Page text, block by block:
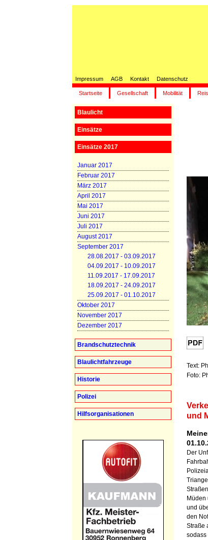
Impressum AGB Kontakt Datenschutz
Startseite Gesellschaft Mobilität
Blaulicht
Einsätze
Einsätze 2017
Januar 2017
Februar 2017
März 2017
April 2017
Mai 2017
Juni 2017
Juli 2017
August 2017
September 2017
28.08.2017 - 03.09.2017
04.09.2017 - 10.09.2017
11.09.2017 - 17.09.2017
18.09.2017 - 24.09.2017
25.09.2017 - 01.10.2017
Oktober 2017
November 2017
Dezember 2017
Brandschutztechnik
Blaulichtfahrzeuge
Historie
Polizei
Hilfsorganisationen
Text:
Foto:
und
Der
Müden
und
den
Straße
sodass